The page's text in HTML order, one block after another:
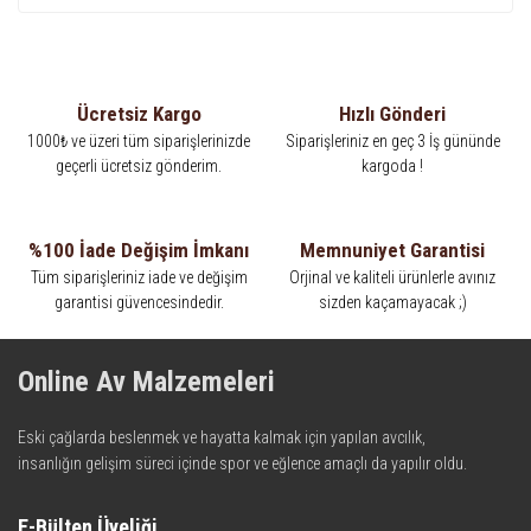
Ücretsiz Kargo
1000₺ ve üzeri tüm siparişlerinizde
geçerli ücretsiz gönderim.
Hızlı Gönderi
Siparişleriniz en geç 3 İş gününde
kargoda !
%100 İade Değişim İmkanı
Tüm siparişleriniz iade ve değişim
garantisi güvencesindedir.
Memnuniyet Garantisi
Orjinal ve kaliteli ürünlerle avınız
sizden kaçamayacak ;)
Online Av Malzemeleri
Eski çağlarda beslenmek ve hayatta kalmak için yapılan avcılık,
insanlığın gelişim süreci içinde spor ve eğlence amaçlı da yapılır oldu.
teknolojinin dokunuşuyla av malzemelerinde en iyisini meydana